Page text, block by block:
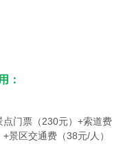
：
门票（230元）+索道费
景区交通费（38元/人）